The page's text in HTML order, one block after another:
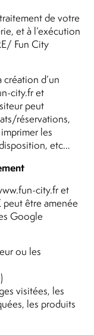
de votre
et à l’exécution
Fun City
d’un
city.fr et
peut
réservations,
les
etc…
city.fr et
peut être amenée
Google
ou les
visitées, les
les produits